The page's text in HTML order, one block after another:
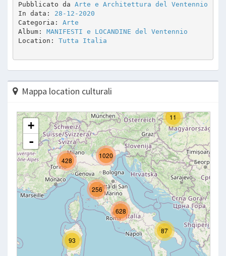
Pubblicato da Arte e Architettura del Ventennio
In data: 28-12-2020
Categoria: Arte
Album: MANIFESTI e LOCANDINE del Ventennio
Location: Tutta Italia
Mappa location culturali